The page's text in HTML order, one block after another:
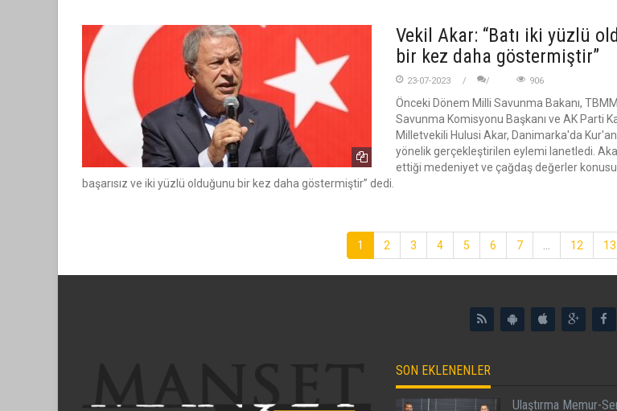
Vekil Akar: “Batı iki yüzlü
bir kez daha göstermiştir”
23-07-2023 906
Önceki Dönem Milli Savunma Bakanı,
Savunma Komisyonu Başkanı ve AK Parti
Milletvekili Hulusi Akar, Danimarka'da
yönelik gerçekleştirilen eylemi lanetledi.
ettiği medeniyet ve çağdaş değerler
başarısız ve iki yüzlü olduğunu bir kez daha göstermiştir” dedi.
1 2 3 4 5 6 7 12 13
SON EKLENENLER
Ulaştırma Memur-